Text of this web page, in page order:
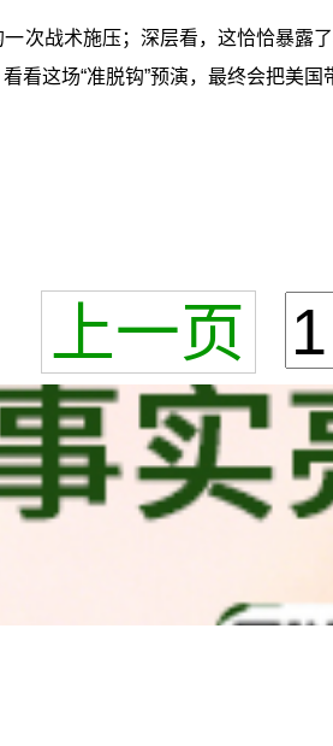
次战术施压；深层看，这恰恰暴
看这场“准脱钩”预演，最终会把美国
上一页